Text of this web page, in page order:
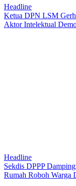
Headline
Ketua DPN LSM
Aktor Intelektual
Headline
Sekdis DPPP
Rumah Roboh Warga